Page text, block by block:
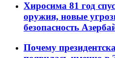
Хиросима 81 год
оружия, новые
безопасность
Почему